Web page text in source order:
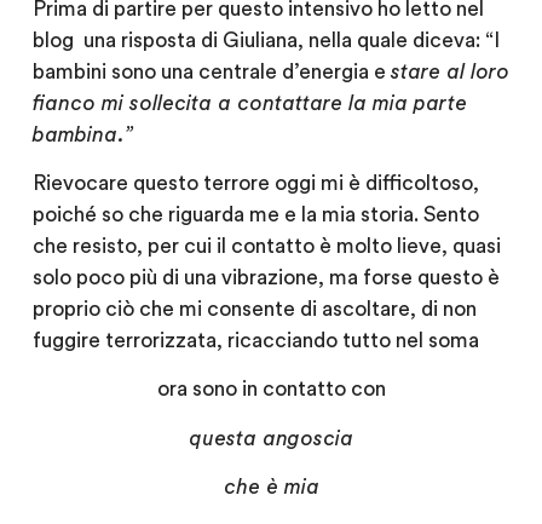
Prima di partire per questo intensivo ho letto nel
blog una risposta di Giuliana, nella quale diceva: “I
bambini sono una centrale d’energia e stare al loro
fianco mi sollecita a contattare la mia parte
bambina.”
Rievocare questo terrore oggi mi è difficoltoso,
poiché so che riguarda me e la mia storia. Sento
che resisto, per cui il contatto è molto lieve, quasi
solo poco più di una vibrazione, ma forse questo è
proprio ciò che mi consente di ascoltare, di non
fuggire terrorizzata, ricacciando tutto nel soma
ora sono in contatto con
questa angoscia
che è mia